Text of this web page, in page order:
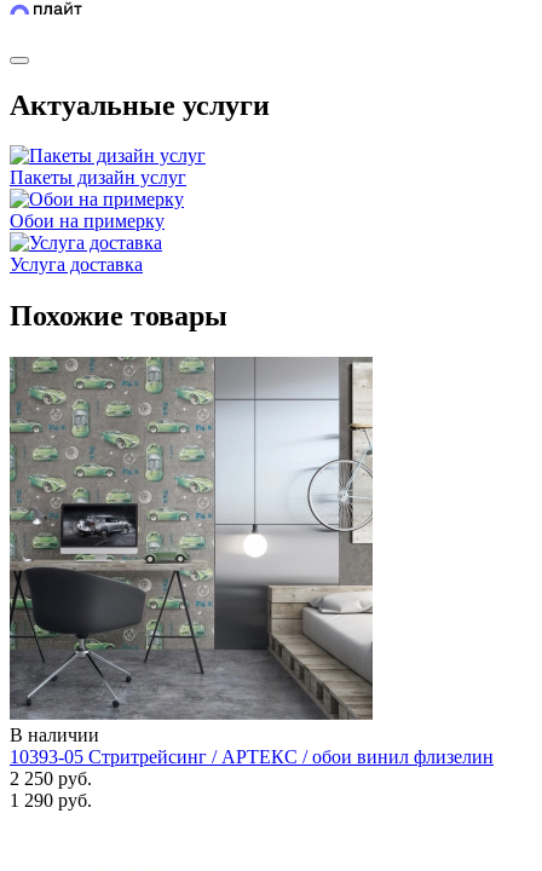
Актуальные услуги
Пакеты дизайн услуг
Обои на примерку
Услуга доставка
Похожие товары
В наличии
10393-05 Стритрейсинг / АРТЕКС / обои винил флизелин
2 250 руб.
1 290 руб.